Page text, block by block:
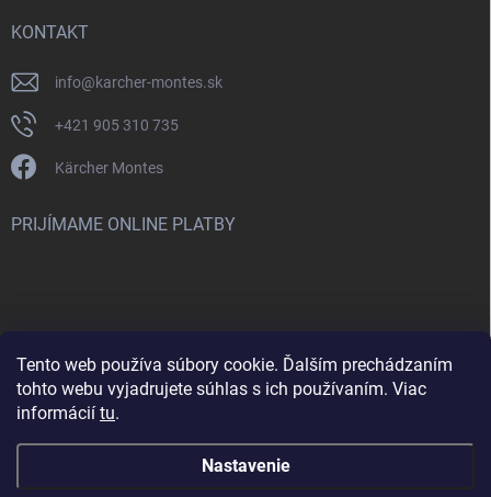
Tento web používa súbory cookie. Ďalším prechádzaním
tohto webu vyjadrujete súhlas s ich používaním. Viac
informácií tu.
Nastavenie
KONTAKT
info@karcher-montes.sk
+421 905 310 735
Kärcher Montes
PRIJÍMAME ONLINE PLATBY
Nenašli ste čo ste hľadali? Máte záujem o inú značku? Skúste
navštíviť aj našu stránku Montclean.sk